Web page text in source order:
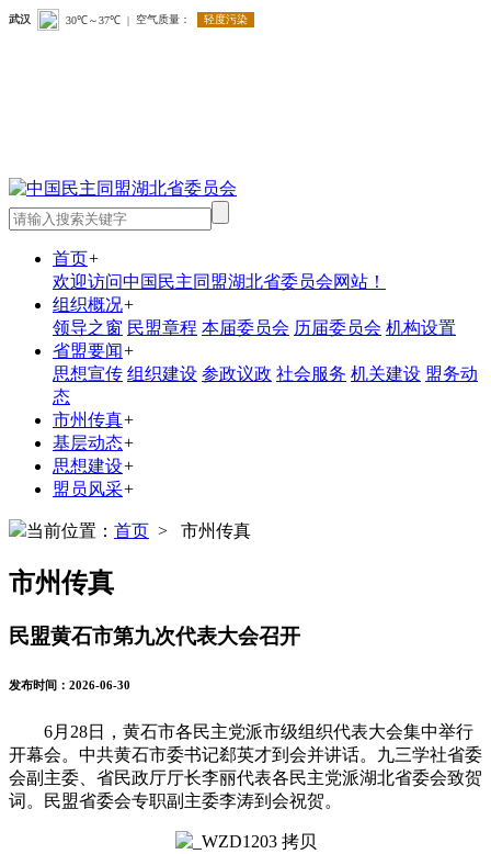
首页+
欢迎访问中国民主同盟湖北省委员会网站！
组织概况+
领导之窗 民盟章程 本届委员会 历届委员会 机构设置
省盟要闻+
思想宣传 组织建设 参政议政 社会服务 机关建设 盟务动
态
市州传真+
基层动态+
思想建设+
盟员风采+
当前位置： 首页 > 市州传真
市州传真
民盟黄石市第九次代表大会召开
发布时间：2026-06-30
6月28日， 黄石市各民主党派市级组织代表大会集中举行
开幕会。中共黄石市委书记郄英才到会并讲话。九三学社省委
会副主委、省民政厅厅长李丽代表各民主党派湖北省委会致贺
词。
民盟省委会专职副主委李涛到会祝贺。